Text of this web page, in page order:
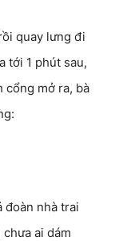
quay lưng đi
tới 1 phút sau,
cổng mở ra, bà
đoàn nhà trai
ai dám